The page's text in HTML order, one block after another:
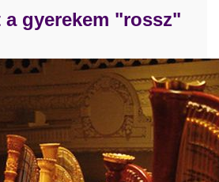
gyerekem "rossz"